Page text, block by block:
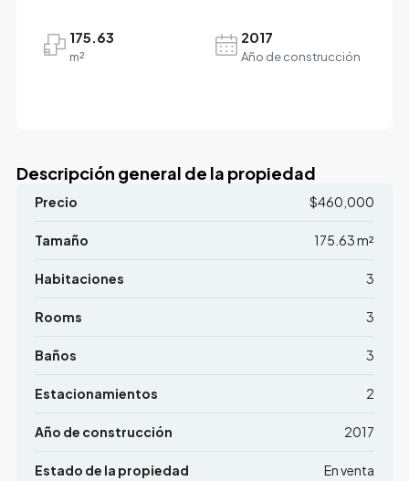
175.63
m²
2017
Año de construcción
Descripción general de la propiedad
Precio $460,000
Tamaño 175.63 m²
Habitaciones 3
Rooms 3
Baños 3
Estacionamientos 2
Año de construcción 2017
Estado de la propiedad En venta